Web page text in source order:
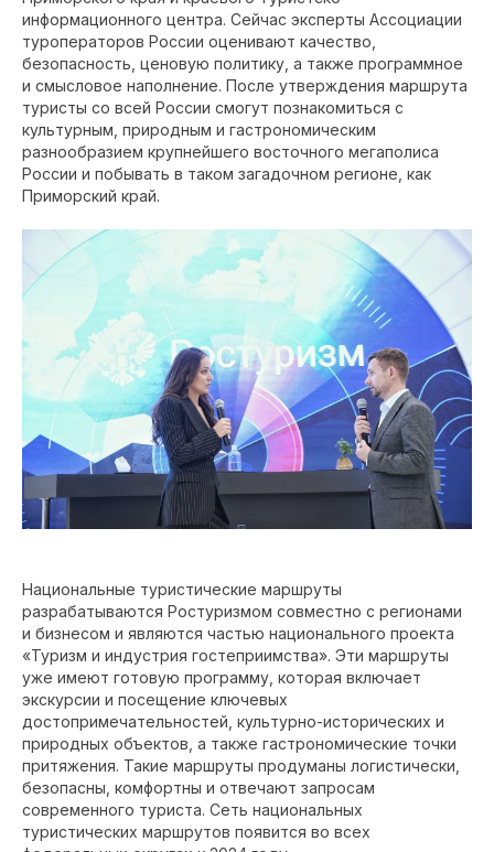
информационного центра. Сейчас эксперты Ассоциации
туроператоров России оценивают качество,
безопасность, ценовую политику, а также программное
и смысловое наполнение. После утверждения маршрута
туристы со всей России смогут познакомиться с
культурным, природным и гастрономическим
разнообразием крупнейшего восточного мегаполиса
России и побывать в таком загадочном регионе, как
Приморский край.
Национальные туристические маршруты
разрабатываются Ростуризмом совместно с регионами
и бизнесом и являются частью национального проекта
«Туризм и индустрия гостеприимства». Эти маршруты
уже имеют готовую программу, которая включает
экскурсии и посещение ключевых
достопримечательностей, культурно-исторических и
природных объектов, а также гастрономические точки
притяжения. Такие маршруты продуманы логистически,
безопасны, комфортны и отвечают запросам
современного туриста. Сеть национальных
туристических маршрутов появится во всех